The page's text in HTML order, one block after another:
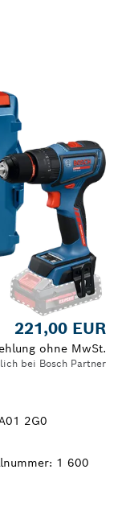
221,00 EUR
ohne MwSt.
bei Bosch Partner
2G0
1 600